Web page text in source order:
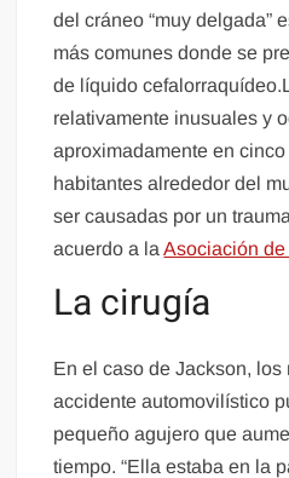
del cráneo “muy delgada”
más comunes donde se
de líquido
relativamente inusuales y
aproximadamente en
habitantes alrededor del
ser causadas por un
acuerdo a laAsociación
La cirugía
En el caso de Jackson, los
accidente automovilístico
pequeño agujero que
tiempo. “Ella estaba en la